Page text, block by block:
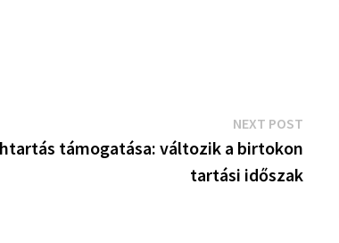
NEXT POSTNext
post:
támogatása: változik a birtokon
tartási időszak